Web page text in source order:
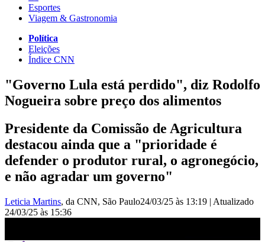
Esportes
Viagem & Gastronomia
Política
Eleições
Índice CNN
"Governo Lula está perdido", diz Rodolfo
Nogueira sobre preço dos alimentos
Presidente da Comissão de Agricultura
destacou ainda que a "prioridade é
defender o produtor rural, o agronegócio,
e não agradar um governo"
Leticia Martins, da CNN, São Paulo24/03/25 às 13:19 | Atualizado
24/03/25 às 15:36